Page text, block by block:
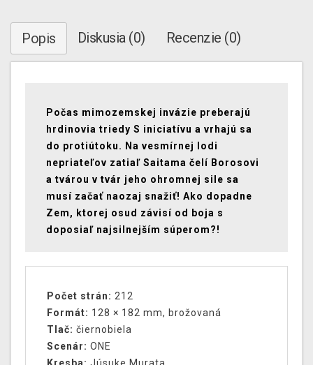
Popis Diskusia (0) Recenzie (0)
Počas mimozemskej invázie preberajú
hrdinovia triedy S iniciatívu a vrhajú sa
do protiútoku. Na vesmírnej lodi
nepriateľov zatiaľ Saitama čelí Borosovi
a tvárou v tvár jeho ohromnej sile sa
musí začať naozaj snažiť! Ako dopadne
Zem, ktorej osud závisí od boja s
doposiaľ najsilnejším súperom?!
Počet strán: 212
Formát: 128 × 182 mm, brožovaná
Tlač: čiernobiela
Scenár: ONE